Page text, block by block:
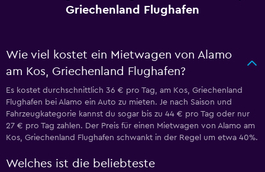
Griechenland Flughafen
Wie viel kostet ein Mietwagen von Alamo
am Kos, Griechenland Flughafen?
Es kostet durchschnittlich 36 € pro Tag, am Kos, Griechenland
Flughafen bei Alamo ein Auto zu mieten. Je nach Saison und
Fahrzeugkategorie kannst du sogar bis zu 44 € pro Tag oder nur
27 € pro Tag zahlen. Der Preis für einen Mietwagen von Alamo am
Kos, Griechenland Flughafen schwankt in der Regel um etwa 40%.
Welches ist die beliebteste